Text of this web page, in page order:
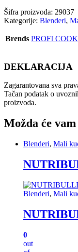
Šifra proizvoda: 29037
Kategorije: Blenderi,
Brends PROFI COOK
DEKLARACIJA
Zagarantovana sva
Tačan podatak o
proizvoda.
Možda će
Blenderi, Mali
Blenderi, Mali
0
out